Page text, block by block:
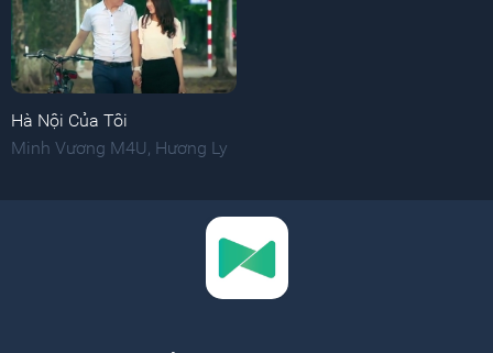
Hà Nội Của Tôi
Minh Vương M4U Hương Ly